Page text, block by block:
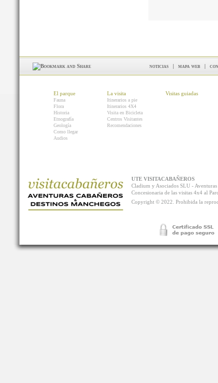
noticias | mapa web |
El parque
Fauna
Flora
Historia
Etnografía
Geología
Como llegar
Audios
La visita
Itinerarios a pie
Itinerarios 4X4
Visita en Bicicleta
Centros Visitantes
Recomendaciones
Visitas guiadas
UTE VISITACABAÑEROS
Cladium y Asociados SLU -
Concesionaria de las visitas 4x4 al
Copyright © 2022. Prohibida la